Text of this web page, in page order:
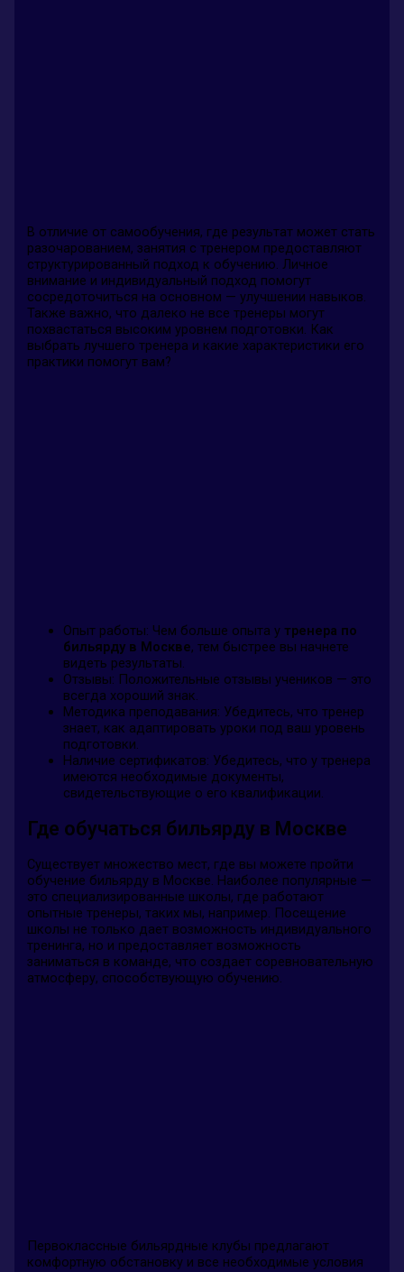
В отличие от самообучения, где результат может стать
разочарованием, занятия с тренером предоставляют
структурированный подход к обучению. Личное
внимание и индивидуальный подход помогут
сосредоточиться на основном — улучшении навыков.
Также важно, что далеко не все тренеры могут
похвастаться высоким уровнем подготовки. Как
выбрать лучшего тренера и какие характеристики его
практики помогут вам?
Опыт работы: Чем больше опыта утренера по
бильярду в Москве, тем быстрее вы начнете
видеть результаты.
Отзывы: Положительные отзывы учеников — это
всегда хороший знак.
Методика преподавания: Убедитесь, что тренер
знает, как адаптировать уроки под ваш уровень
подготовки.
Наличие сертификатов: Убедитесь, что у тренера
имеются необходимые документы,
свидетельствующие о его квалификации.
Где обучаться бильярду в Москве
Существует множество мест, где вы можете пройти
обучение бильярду в Москве. Наиболее популярные —
это специализированные школы, где работают
опытные тренеры, таких мы, например. Посещение
школы не только дает возможность индивидуального
тренинга, но и предоставляет возможность
заниматься в команде, что создает соревновательную
атмосферу, способствующую обучению.
Первоклассные бильярдные клубы предлагают
комфортную обстановку и все необходимые условия